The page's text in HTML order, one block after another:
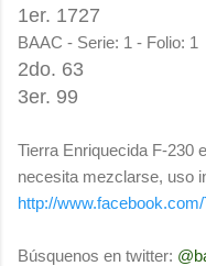
1er. 1727
BAAC - Serie: 1 - Folio: 1
2do. 63
3er. 99
Tierra Enriquecida F-230
necesita mezclarse, uso
http://
Búsquenos en twitter: